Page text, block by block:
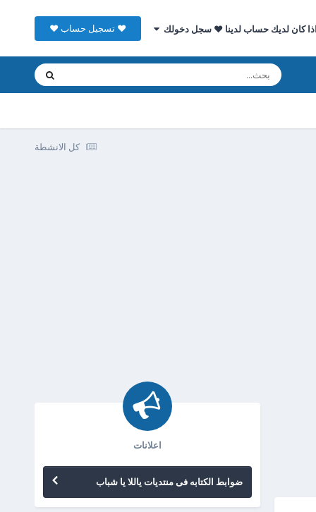
اذا كان لديك حساب لدينا ♥ سجل دخولك ♥ تسجيل حساب ♥
كل الانشطة
اعلانات
ضوابط الكتابه فى منتديات ياللا يا شباب